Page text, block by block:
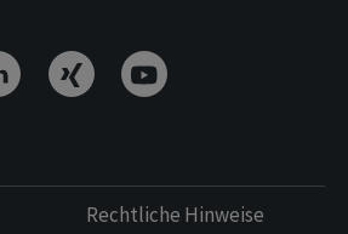
Rechtliche Hinweise